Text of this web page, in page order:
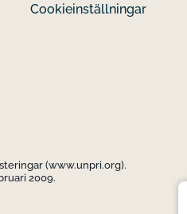
Cookieinställningar
(www.unpri.org).
2009.